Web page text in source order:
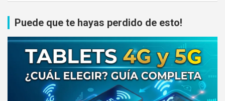
Puede que te hayas perdido de esto!